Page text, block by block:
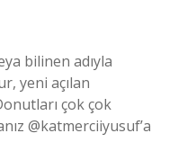
bilinen adıyla
yeni açılan
çok çok
@katmerciiyusuf’a